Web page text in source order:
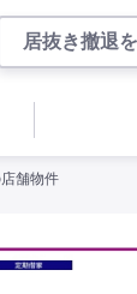
居抜き撤退
舗物件